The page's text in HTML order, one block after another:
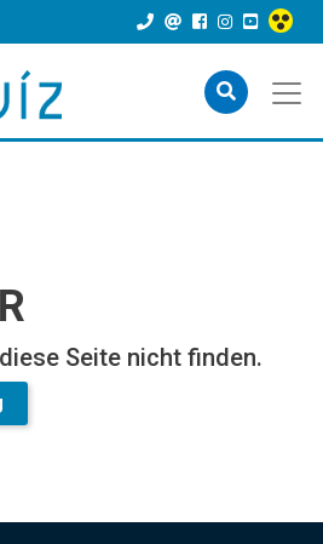
Seite nicht finden.